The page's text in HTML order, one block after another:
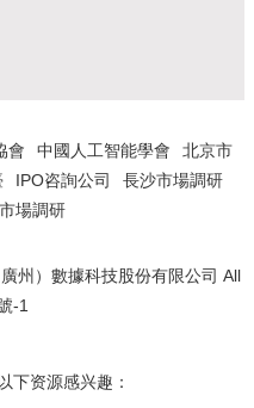
會 中國人工智能學會
北京市
IPO咨詢公司
長沙市場調研
市場調研
州）數據科技股份有限公司 All
-1
下资源感兴趣：